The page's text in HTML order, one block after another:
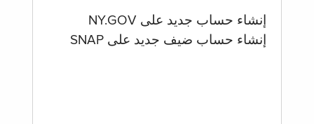
إنشاء حساب جديد على NY.GOV
إنشاء حساب ضيف جديد على SNAP